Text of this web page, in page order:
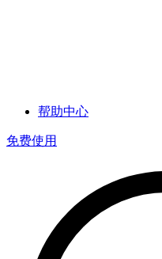
帮助中心
免费使用